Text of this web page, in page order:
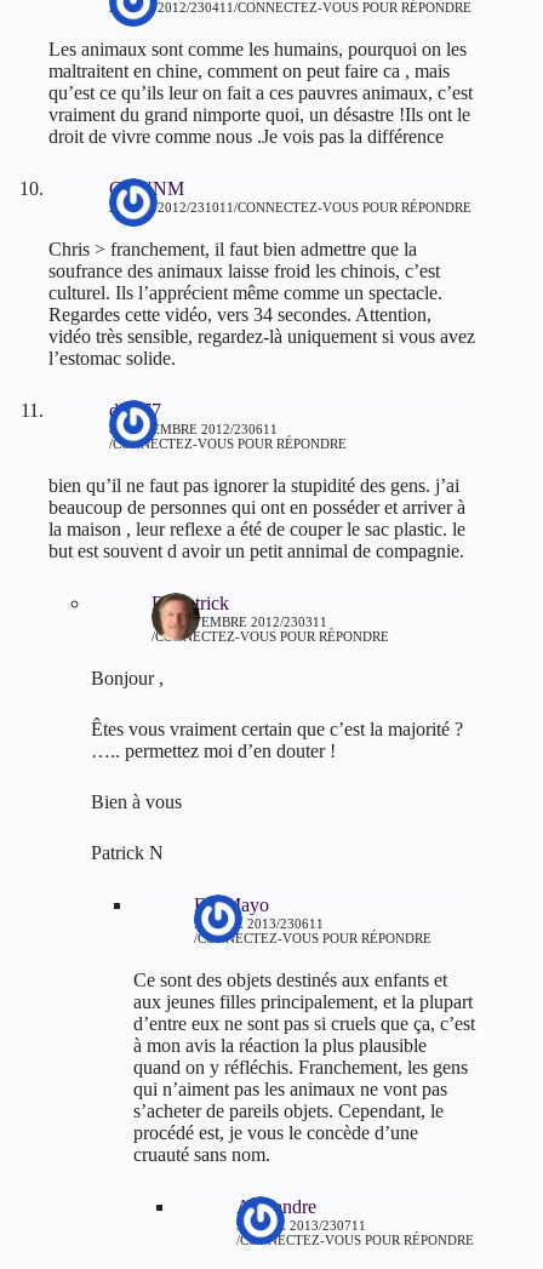
25 MAI 2012/230411 CONNECTEZ-VOUS POUR RÉPONDRE
Les animaux sont comme les humains, pourquoi on les
maltraitent en chine, comment on peut faire ca , mais
qu’est ce qu’ils leur on fait a ces pauvres animaux, c’est
vraiment du grand nimporte quoi, un désastre !Ils ont le
droit de vivre comme nous .Je vois pas la différence
GUNNM
29 MAI 2012/231011 CONNECTEZ-VOUS POUR RÉPONDRE
Chris > franchement, il faut bien admettre que la
soufrance des animaux laisse froid les chinois, c’est
culturel. Ils l’apprécient même comme un spectacle.
Regardes cette vidéo, vers 34 secondes. Attention,
vidéo très sensible, regardez-là uniquement si vous avez
l’estomac solide.
dam77
8 SEPTEMBRE 2012/230611
CONNECTEZ-VOUS POUR RÉPONDRE
bien qu’il ne faut pas ignorer la stupidité des gens. j’ai
beaucoup de personnes qui ont en posséder et arriver à
la maison , leur reflexe a été de couper le sac plastic. le
but est souvent d avoir un petit annimal de compagnie.
Dr patrick
10 SEPTEMBRE 2012/230311
CONNECTEZ-VOUS POUR RÉPONDRE
Bonjour ,
Êtes vous vraiment certain que c’est la majorité ?
….. permettez moi d’en douter !
Bien à vous
Patrick N
Flo Mayo
9 AVRIL 2013/230611
CONNECTEZ-VOUS POUR RÉPONDRE
Ce sont des objets destinés aux enfants et
aux jeunes filles principalement, et la plupart
d’entre eux ne sont pas si cruels que ça, c’est
à mon avis la réaction la plus plausible
quand on y réfléchis. Franchement, les gens
qui n’aiment pas les animaux ne vont pas
s’acheter de pareils objets. Cependant, le
procédé est, je vous le concède d’une
cruauté sans nom.
Alexandre
9 AVRIL 2013/230711
CONNECTEZ-VOUS POUR RÉPONDRE